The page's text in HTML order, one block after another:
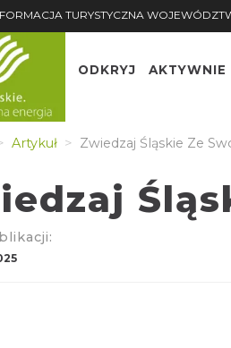
TURYSTYCZNA
ODKRYJ AKTYWNIE
Artykuł Zwiedzaj Śląskie Ze